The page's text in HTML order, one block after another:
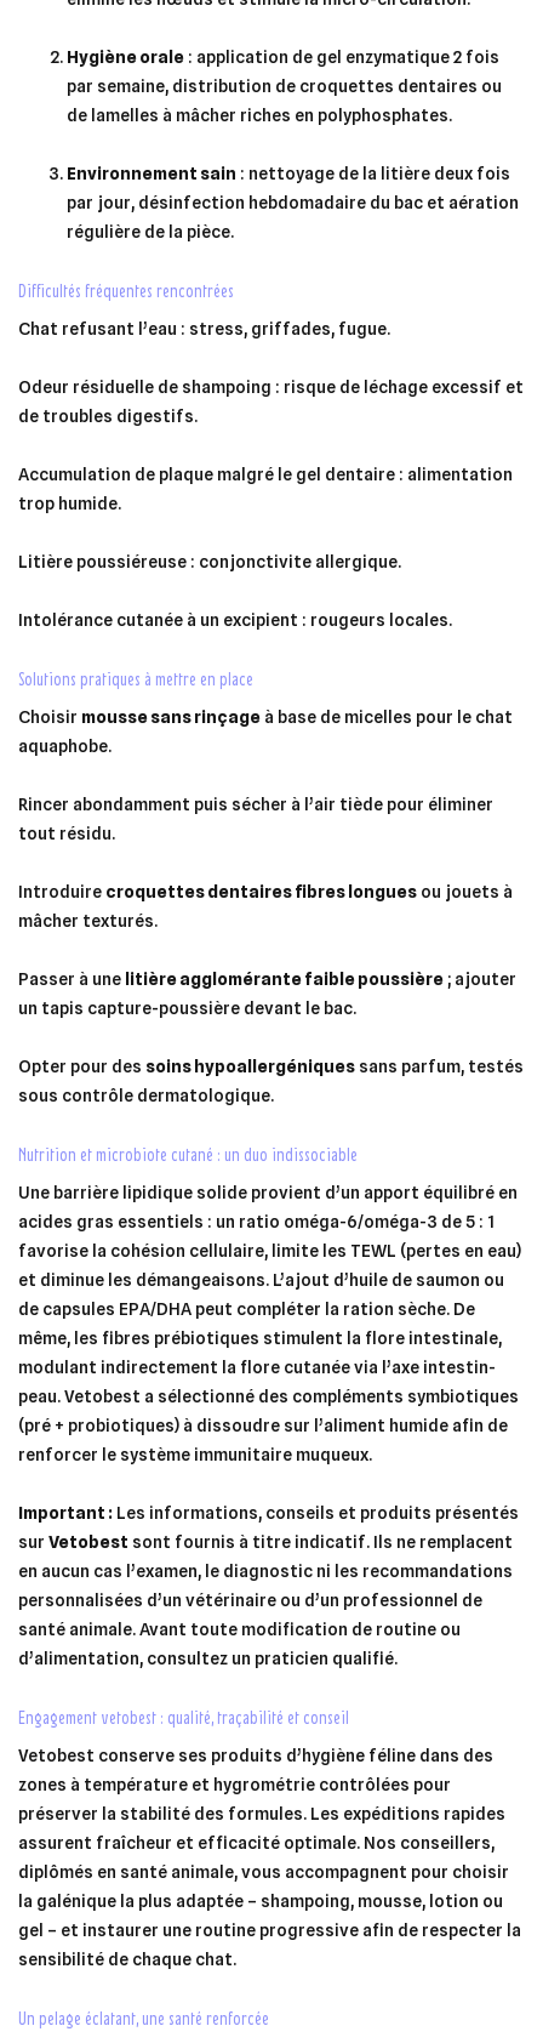
Hygiène orale : application de gel enzymatique 2 fois
par semaine, distribution de croquettes dentaires ou
de lamelles à mâcher riches en polyphosphates.
Environnement sain : nettoyage de la litière deux fois
par jour, désinfection hebdomadaire du bac et aération
régulière de la pièce.
difficultés fréquentes rencontrées
Chat refusant l’eau : stress, griffades, fugue.
Odeur résiduelle de shampoing : risque de léchage excessif et
de troubles digestifs.
Accumulation de plaque malgré le gel dentaire : alimentation
trop humide.
Litière poussiéreuse : conjonctivite allergique.
Intolérance cutanée à un excipient : rougeurs locales.
solutions pratiques à mettre en place
Choisir mousse sans rinçage à base de micelles pour le chat
aquaphobe.
Rincer abondamment puis sécher à l’air tiède pour éliminer
tout résidu.
Introduire croquettes dentaires fibres longues ou jouets à
mâcher texturés.
Passer à une litière agglomérante faible poussière ; ajouter
un tapis capture-poussière devant le bac.
Opter pour des soins hypoallergéniques sans parfum, testés
sous contrôle dermatologique.
nutrition et microbiote cutané : un duo indissociable
Une barrière lipidique solide provient d’un apport équilibré en
acides gras essentiels : un ratio oméga-6/oméga-3 de 5 : 1
favorise la cohésion cellulaire, limite les TEWL (pertes en eau)
et diminue les démangeaisons. L’ajout d’huile de saumon ou
de capsules EPA/DHA peut compléter la ration sèche. De
même, les fibres prébiotiques stimulent la flore intestinale,
modulant indirectement la flore cutanée via l’axe intestin-
peau. Vetobest a sélectionné des compléments symbiotiques
(pré + probiotiques) à dissoudre sur l’aliment humide afin de
renforcer le système immunitaire muqueux.
Important : Les informations, conseils et produits présentés
sur Vetobest sont fournis à titre indicatif. Ils ne remplacent
en aucun cas l’examen, le diagnostic ni les recommandations
personnalisées d’un vétérinaire ou d’un professionnel de
santé animale. Avant toute modification de routine ou
d’alimentation, consultez un praticien qualifié.
engagement vetobest : qualité, traçabilité et conseil
Vetobest conserve ses produits d’hygiène féline dans des
zones à température et hygrométrie contrôlées pour
préserver la stabilité des formules. Les expéditions rapides
assurent fraîcheur et efficacité optimale. Nos conseillers,
diplômés en santé animale, vous accompagnent pour choisir
la galénique la plus adaptée – shampoing, mousse, lotion ou
gel – et instaurer une routine progressive afin de respecter la
sensibilité de chaque chat.
un pelage éclatant, une santé renforcée